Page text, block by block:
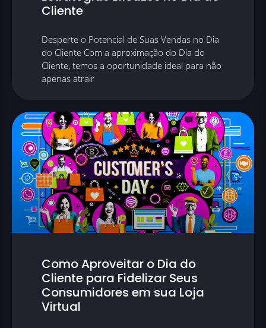
Cliente
Desperte o Potencial de Suas Vendas no Dia
do Cliente Com a aproximação do Dia do
Cliente, temos a oportunidade ideal para não
apenas atrair
Como Aproveitar o Dia do
Cliente para Fidelizar Seus
Consumidores em sua Loja
Virtual